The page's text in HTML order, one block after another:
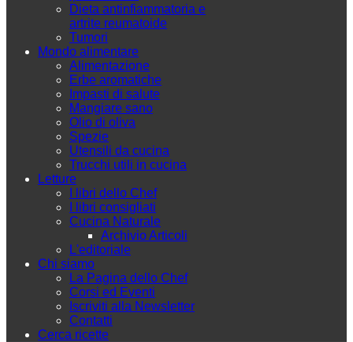
Dieta antinfiammatoria e
artrite reumatoide
Tumori
Mondo alimentare
Alimentazione
Erbe aromatiche
Impasti di salute
Mangiare sano
Olio di oliva
Spezie
Utensili da cucina
Trucchi utili in cucina
Letture
I libri dello Chef
I libri consigliati
Cucina Naturale
Archivio Articoli
L'editoriale
Chi siamo
La Pagina dello Chef
Corsi ed Eventi
Iscriviti alla Newsletter
Contatti
Cerca ricette